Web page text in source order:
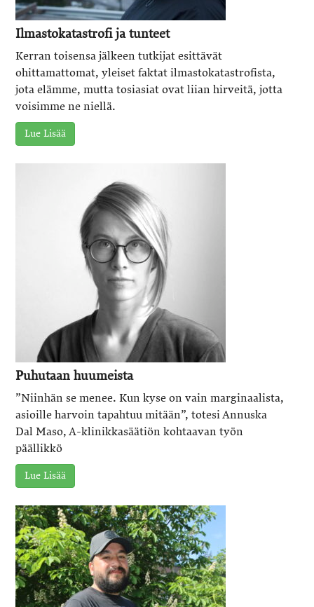
Ilmastokatastrofi ja tunteet
Kerran toisensa jälkeen tutkijat esittävät
ohittamattomat, yleiset faktat ilmastokatastrofista,
jota elämme, mutta tosiasiat ovat liian hirveitä, jotta
voisimme ne niellä.
Lue Lisää
Puhutaan huumeista
”Niinhän se menee. Kun kyse on vain marginaalista,
asioille harvoin tapahtuu mitään”, totesi Annuska
Dal Maso, A-klinikkasäätiön kohtaavan työn
päällikkö
Lue Lisää